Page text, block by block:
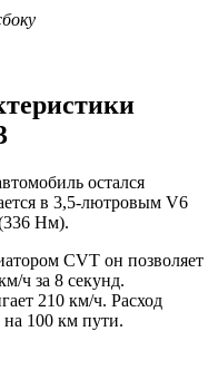
остался
в 3,5-лютровым V6
Нм).
CVT он позволяет
ч за 8 секунд.
210 км/ч. Расход
на 100 км пути.